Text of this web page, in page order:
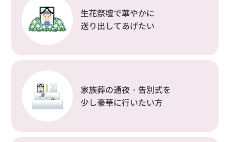
生花祭壇で華やかに
送り出してあげたい
家族葬の通夜・告別式を
少し豪華に行いたい方